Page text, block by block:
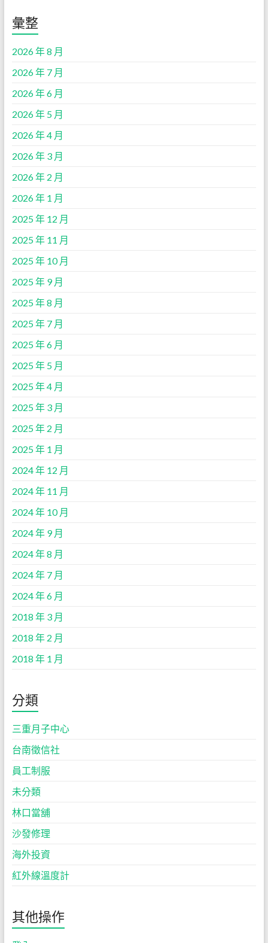
彙整
2026 年 8 月
2026 年 7 月
2026 年 6 月
2026 年 5 月
2026 年 4 月
2026 年 3 月
2026 年 2 月
2026 年 1 月
2025 年 12 月
2025 年 11 月
2025 年 10 月
2025 年 9 月
2025 年 8 月
2025 年 7 月
2025 年 6 月
2025 年 5 月
2025 年 4 月
2025 年 3 月
2025 年 2 月
2025 年 1 月
2024 年 12 月
2024 年 11 月
2024 年 10 月
2024 年 9 月
2024 年 8 月
2024 年 7 月
2024 年 6 月
2018 年 3 月
2018 年 2 月
2018 年 1 月
分類
三重月子中心
台南徵信社
員工制服
未分類
林口當舖
沙發修理
海外投資
紅外線溫度計
其他操作